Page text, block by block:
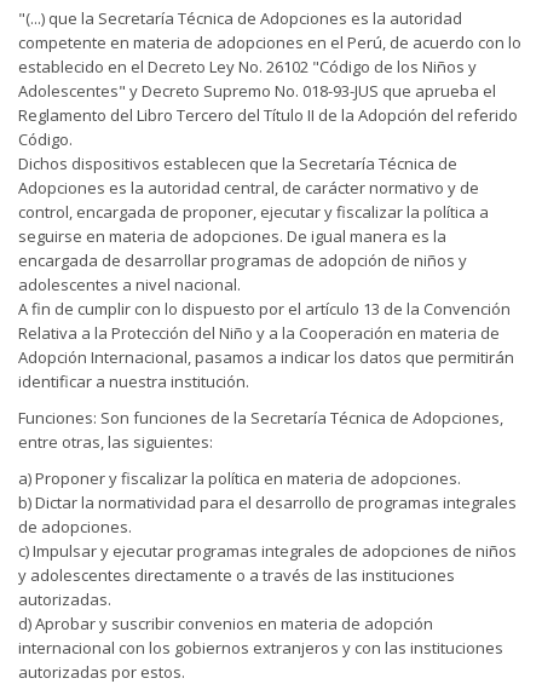
"(...) que la Secretaría Técnica de Adopciones es la autoridad
competente en materia de adopciones en el Perú, de acuerdo con lo
establecido en el Decreto Ley No. 26102 "Código de los Niños y
Adolescentes" y Decreto Supremo No. 018-93-JUS que aprueba el
Reglamento del Libro Tercero del Título II de la Adopción del referido
Código.
Dichos dispositivos establecen que la Secretaría Técnica de
Adopciones es la autoridad central, de carácter normativo y de
control, encargada de proponer, ejecutar y fiscalizar la política a
seguirse en materia de adopciones. De igual manera es la
encargada de desarrollar programas de adopción de niños y
adolescentes a nivel nacional.
A fin de cumplir con lo dispuesto por el artículo 13 de la Convención
Relativa a la Protección del Niño y a la Cooperación en materia de
Adopción Internacional, pasamos a indicar los datos que permitirán
identificar a nuestra institución.
Funciones: Son funciones de la Secretaría Técnica de Adopciones,
entre otras, las siguientes:
a) Proponer y fiscalizar la política en materia de adopciones.
b) Dictar la normatividad para el desarrollo de programas integrales
de adopciones.
c) Impulsar y ejecutar programas integrales de adopciones de niños
y adolescentes directamente o a través de las instituciones
autorizadas.
d) Aprobar y suscribir convenios en materia de adopción
internacional con los gobiernos extranjeros y con las instituciones
autorizadas por estos.